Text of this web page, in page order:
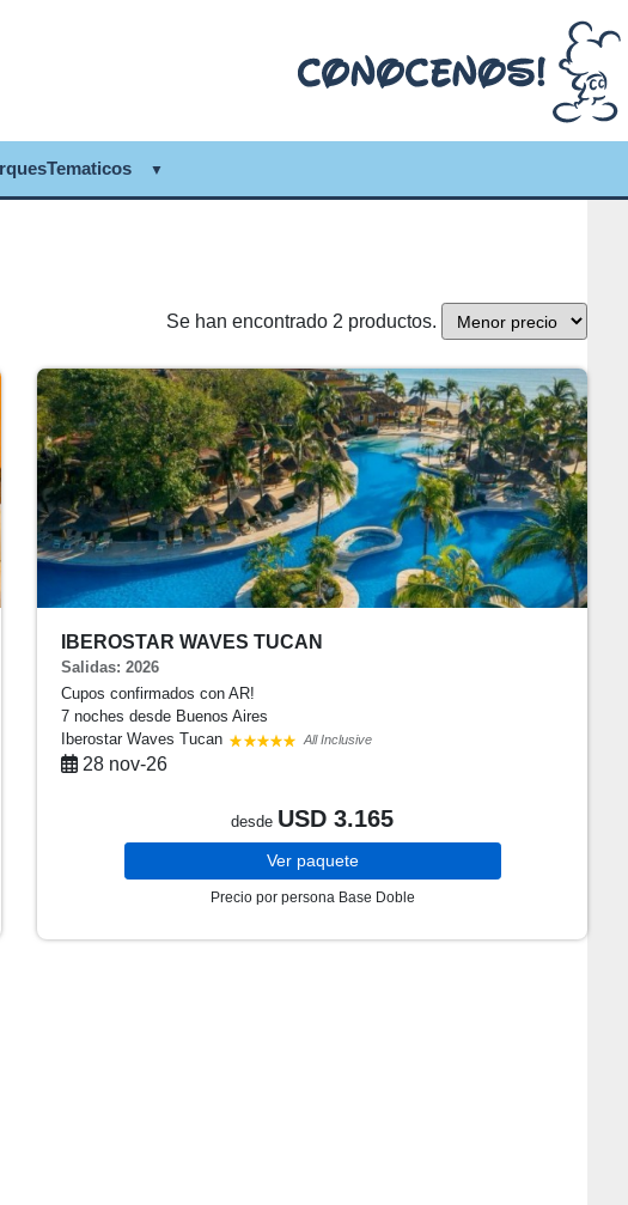
Se han encontrado 2 productos.
IBEROSTAR WAVES TUCAN
Salidas: 2026
Cupos confirmados con AR!
7 nochesdesde Buenos Aires
Iberostar Waves Tucan
All Inclusive
28 nov-26
desde USD 3.165
Ver paquete
Precio por persona Base Doble